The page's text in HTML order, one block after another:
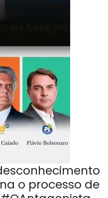
o processo de